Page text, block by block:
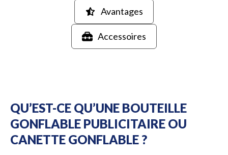
Avantages
Accessoires
QU’EST-CE QU’UNE BOUTEILLE
GONFLABLE PUBLICITAIRE OU
CANETTE GONFLABLE ?